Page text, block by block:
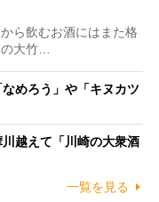
ら飲むお酒にはまた格
大竹…
めろう」や「キヌカツ
川越えて「川崎の大衆酒
一覧を見る